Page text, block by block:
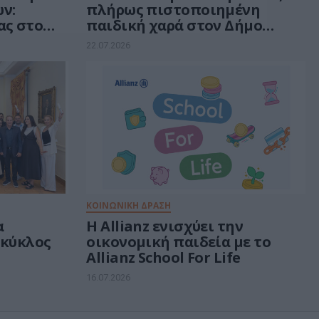
στο
πλήρως πιστοποιημένη
παιδική χαρά στον Δήμο
Μεγαρέων
22.07.2026
ΚΟΙΝΩΝΙΚΗ ΔΡΑΣΗ
Η Allianz ενισχύει την
οικονομική παιδεία με το
Allianz School For Life
16.07.2026